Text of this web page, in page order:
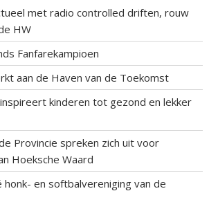
met radio controlled driften, rouw
HW
Fanfarekampioen
aan de Haven van de Toekomst
kinderen tot gezond en lekker
Provincie spreken zich uit voor
Hoeksche Waard
en softbalvereniging van de